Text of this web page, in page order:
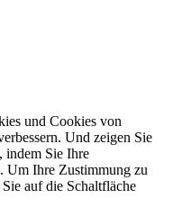
und Cookies von
Und zeigen Sie
indem Sie Ihre
Um Ihre Zustimmung zu
auf die Schaltfläche